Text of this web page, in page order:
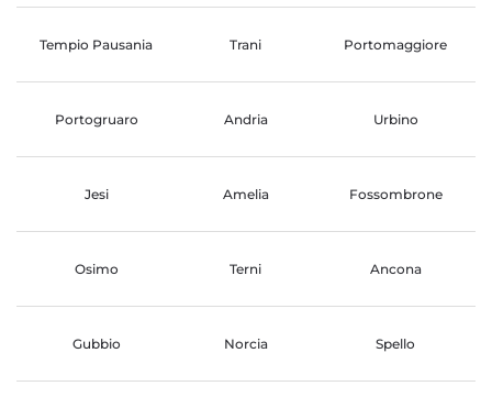
Tempio Pausania Trani Portomaggiore
Portogruaro Andria Urbino
Jesi Amelia Fossombrone
Osimo Terni Ancona
Gubbio Norcia Spello